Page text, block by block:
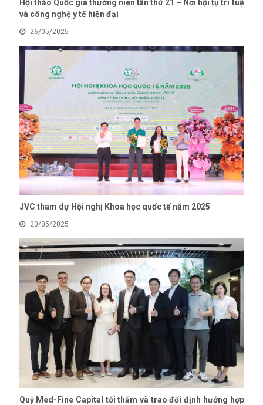
Hội thảo Quốc gia thường niên lần thứ 21 – Nơi hội tụ trí tuệ
và công nghệ y tế hiện đại
26/05/2025
JVC tham dự Hội nghị Khoa học quốc tế năm 2025
20/05/2025
Quỹ Med-Fine Capital tới thăm và trao đổi định hướng hợp